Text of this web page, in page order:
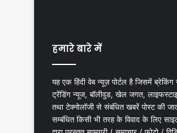
हमारे बारे में
यह एक हिंदी वेब न्यूज़ पोर्टल है जिसमें
ट्रेंडिंग न्यूज, बॉलीवुड, खेल जगत,
तथा टेक्नोलॉजी से संबंधित खबरें पोस्ट की
सम्बंधित किसी भी तरह के विवाद के लिए